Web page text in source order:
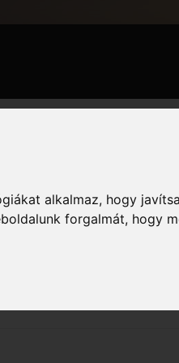
alkalmaz, hogy
forgalmát, hogy
megtekintését. Vedd